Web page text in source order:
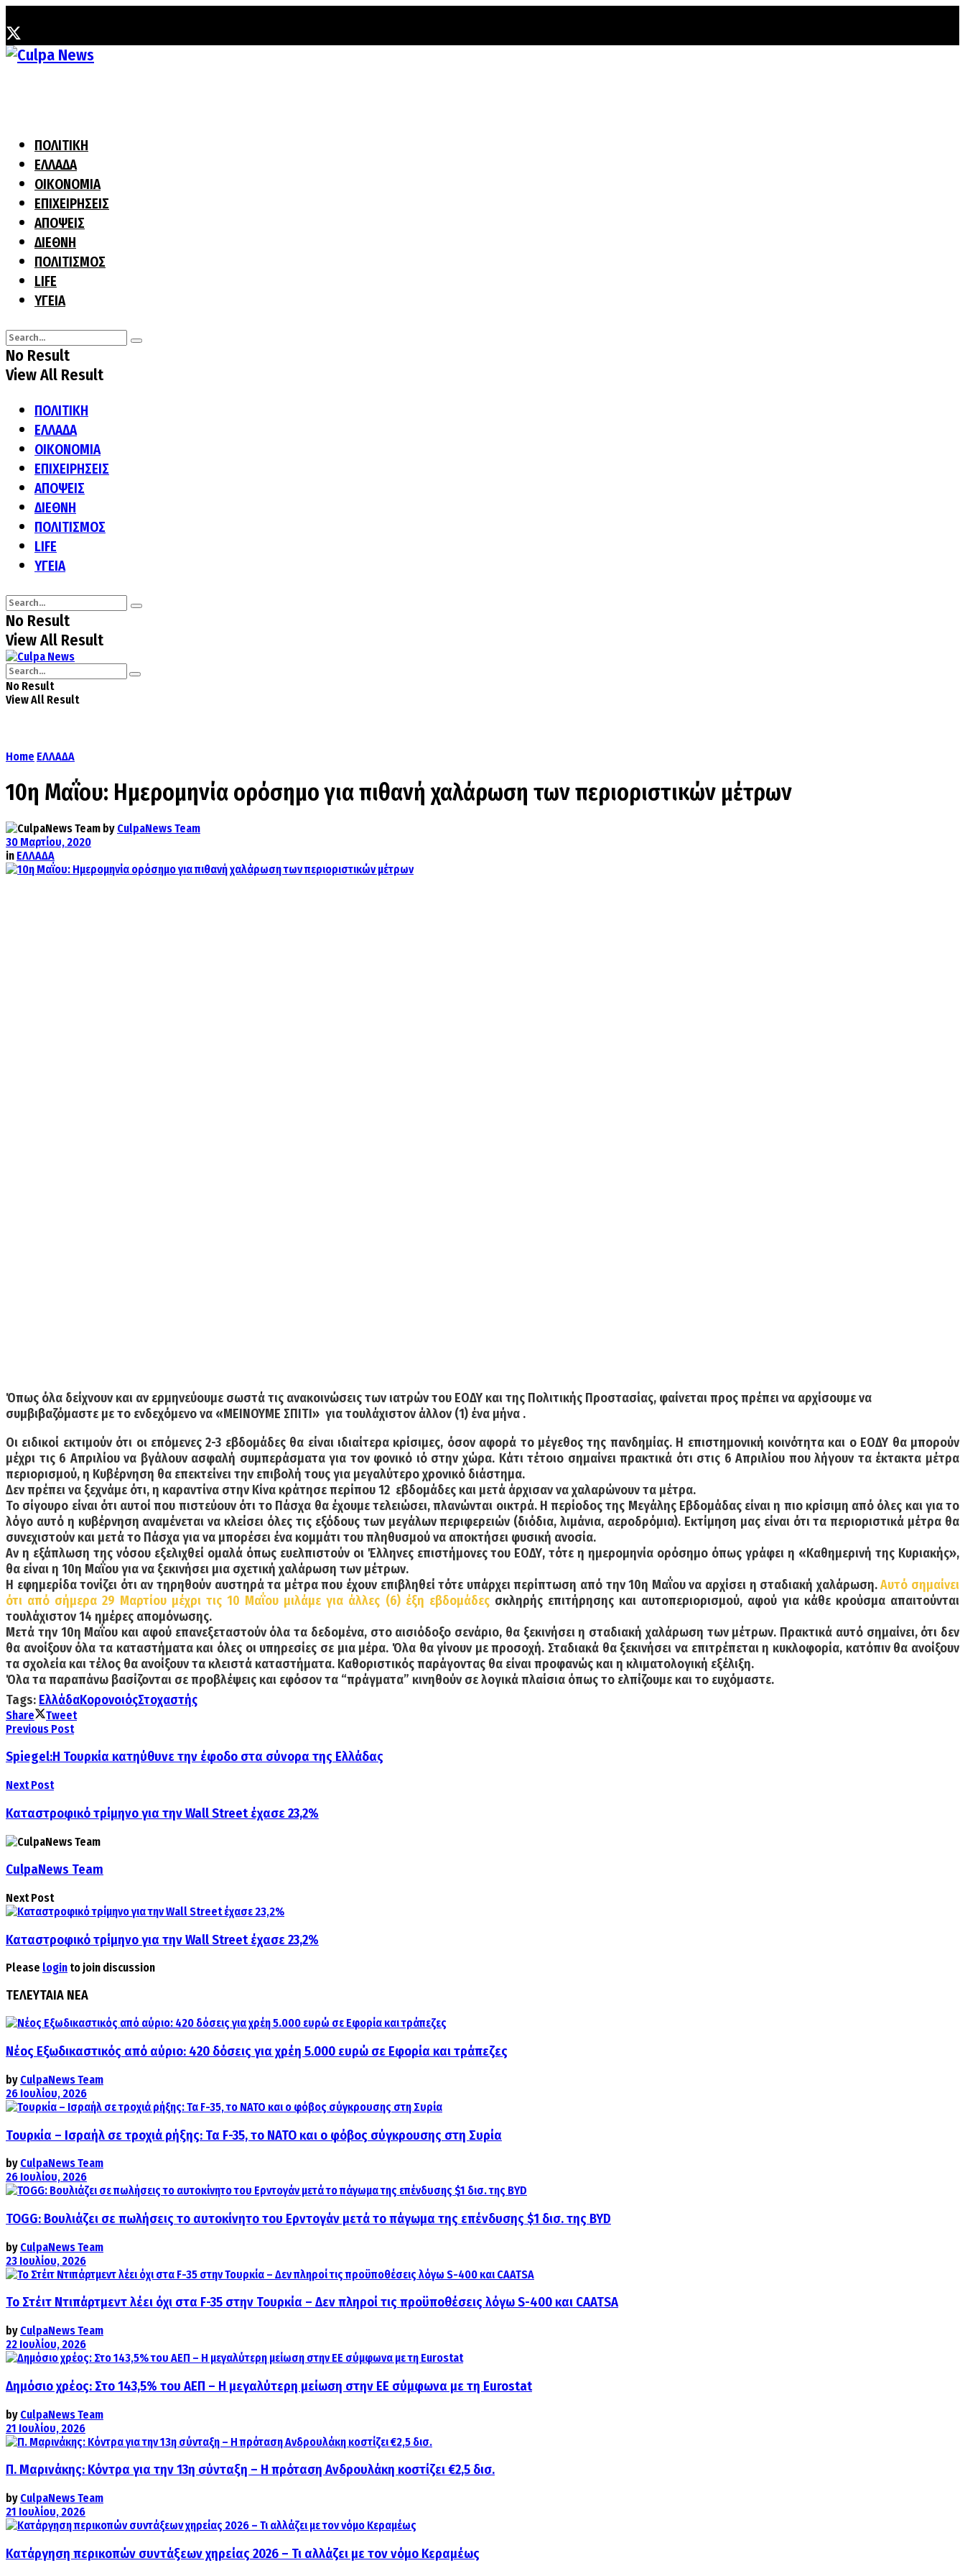
ΠΟΛΙΤΙΚΗ
ΕΛΛΑΔΑ
ΟΙΚΟΝΟΜΙΑ
ΕΠΙΧΕΙΡΗΣΕΙΣ
ΑΠΟΨΕΙΣ
ΔΙΕΘΝΗ
ΠΟΛΙΤΙΣΜΟΣ
LIFE
ΥΓΕΙΑ
No Result
View All Result
ΠΟΛΙΤΙΚΗ
ΕΛΛΑΔΑ
ΟΙΚΟΝΟΜΙΑ
ΕΠΙΧΕΙΡΗΣΕΙΣ
ΑΠΟΨΕΙΣ
ΔΙΕΘΝΗ
ΠΟΛΙΤΙΣΜΟΣ
LIFE
ΥΓΕΙΑ
No Result
View All Result
No Result
View All Result
Home ΕΛΛΑΔΑ
10η Μαΐου: Hμερομηνία ορόσημο για πιθανή χαλάρωση των περιοριστικών μέτρων
by CulpaNews Team
30 Μαρτίου, 2020
in ΕΛΛΑΔΑ
Όπως όλα δείχνουν και αν ερμηνεύουμε σωστά τις ανακοινώσεις των ιατρών του ΕΟΔΥ και της Πολιτικής Προστασίας, φαίνεται προς πρέπει να αρχίσουμε να
συμβιβαζόμαστε με το ενδεχόμενο να «ΜΕΙΝΟΥΜΕ ΣΠΙΤΙ» για τουλάχιστον άλλον (1) ένα μήνα .
Οι ειδικοί εκτιμούν ότι οι επόμενες 2-3 εβδομάδες θα είναι ιδιαίτερα κρίσιμες, όσον αφορά το μέγεθος της πανδημίας. Η επιστημονική κοινότητα και ο ΕΟΔΥ θα μπορούν
μέχρι τις 6 Απριλίου να βγάλουν ασφαλή συμπεράσματα για τον φονικό ιό στην χώρα. Κάτι τέτοιο σημαίνει πρακτικά ότι στις 6 Απριλίου που λήγουν τα έκτακτα μέτρα
περιορισμού, η Κυβέρνηση θα επεκτείνει την επιβολή τους για μεγαλύτερο χρονικό διάστημα.
Δεν πρέπει να ξεχνάμε ότι, η καραντίνα στην Κίνα κράτησε περίπου 12 εβδομάδες και μετά άρχισαν να χαλαρώνουν τα μέτρα.
Το σίγουρο είναι ότι αυτοί που πιστεύουν ότι το Πάσχα θα έχουμε τελειώσει, πλανώνται οικτρά. Η περίοδος της Μεγάλης Εβδομάδας είναι η πιο κρίσιμη από όλες και για το
λόγο αυτό η κυβέρνηση αναμένεται να κλείσει όλες τις εξόδους των μεγάλων περιφερειών (διόδια, λιμάνια, αεροδρόμια). Εκτίμηση μας είναι ότι τα περιοριστικά μέτρα θα
συνεχιστούν και μετά το Πάσχα για να μπορέσει ένα κομμάτι του πληθυσμού να αποκτήσει φυσική ανοσία.
Αν η εξάπλωση της νόσου εξελιχθεί ομαλά όπως ευελπιστούν οι Έλληνες επιστήμονες του ΕΟΔΥ, τότε η ημερομηνία ορόσημο όπως γράφει η «Καθημερινή της Κυριακής»,
θα είναι η 10η Μαΐου για να ξεκινήσει μια σχετική χαλάρωση των μέτρων.
Η εφημερίδα τονίζει ότι αν τηρηθούν αυστηρά τα μέτρα που έχουν επιβληθεί τότε υπάρχει περίπτωση από την 10η Μαΐου να αρχίσει η σταδιακή χαλάρωση.Αυτό σημαίνει
ότι από σήμερα 29 Μαρτίου μέχρι τις 10 Μαΐου μιλάμε για άλλες (6) έξη εβδομάδες σκληρής επιτήρησης και αυτοπεριορισμού, αφού για κάθε κρούσμα απαιτούνται
τουλάχιστον 14 ημέρες απομόνωσης.
Μετά την 10η Μαΐου και αφού επανεξεταστούν όλα τα δεδομένα, στο αισιόδοξο σενάριο, θα ξεκινήσει η σταδιακή χαλάρωση των μέτρων. Πρακτικά αυτό σημαίνει, ότι δεν
θα ανοίξουν όλα τα καταστήματα και όλες οι υπηρεσίες σε μια μέρα. Όλα θα γίνουν με προσοχή. Σταδιακά θα ξεκινήσει να επιτρέπεται η κυκλοφορία, κατόπιν θα ανοίξουν
τα σχολεία και τέλος θα ανοίξουν τα κλειστά καταστήματα. Καθοριστικός παράγοντας θα είναι προφανώς και η κλιματολογική εξέλιξη.
Όλα τα παραπάνω βασίζονται σε προβλέψεις και εφόσον τα “πράγματα” κινηθούν σε λογικά πλαίσια όπως το ελπίζουμε και το ευχόμαστε.
Tags: ΕλλάδαΚορονοιόςΣτοχαστής
Share
Tweet
Previous Post
Spiegel:Η Τουρκία κατηύθυνε την έφοδο στα σύνορα της Ελλάδας
Next Post
Καταστροφικό τρίμηνο για την Wall Street έχασε 23,2%
CulpaNews Team
Next Post
Καταστροφικό τρίμηνο για την Wall Street έχασε 23,2%
Please login to join discussion
ΤΕΛΕΥΤΑΙΑ ΝΕΑ
Νέος Εξωδικαστικός από αύριο: 420 δόσεις για χρέη 5.000 ευρώ σε Εφορία και τράπεζες
by CulpaNews Team
26 Ιουλίου, 2026
Τουρκία – Ισραήλ σε τροχιά ρήξης: Τα F-35, το ΝΑΤΟ και ο φόβος σύγκρουσης στη Συρία
by CulpaNews Team
26 Ιουλίου, 2026
TOGG: Βουλιάζει σε πωλήσεις το αυτοκίνητο του Ερντογάν μετά το πάγωμα της επένδυσης $1 δισ. της BYD
by CulpaNews Team
23 Ιουλίου, 2026
Το Στέιτ Ντιπάρτμεντ λέει όχι στα F-35 στην Τουρκία – Δεν πληροί τις προϋποθέσεις λόγω S-400 και CAATSA
by CulpaNews Team
22 Ιουλίου, 2026
Δημόσιο χρέος: Στο 143,5% του ΑΕΠ – Η μεγαλύτερη μείωση στην ΕΕ σύμφωνα με τη Eurostat
by CulpaNews Team
21 Ιουλίου, 2026
Π. Μαρινάκης: Κόντρα για την 13η σύνταξη – Η πρόταση Ανδρουλάκη κοστίζει €2,5 δισ.
by CulpaNews Team
21 Ιουλίου, 2026
Κατάργηση περικοπών συντάξεων χηρείας 2026 – Τι αλλάζει με τον νόμο Κεραμέως